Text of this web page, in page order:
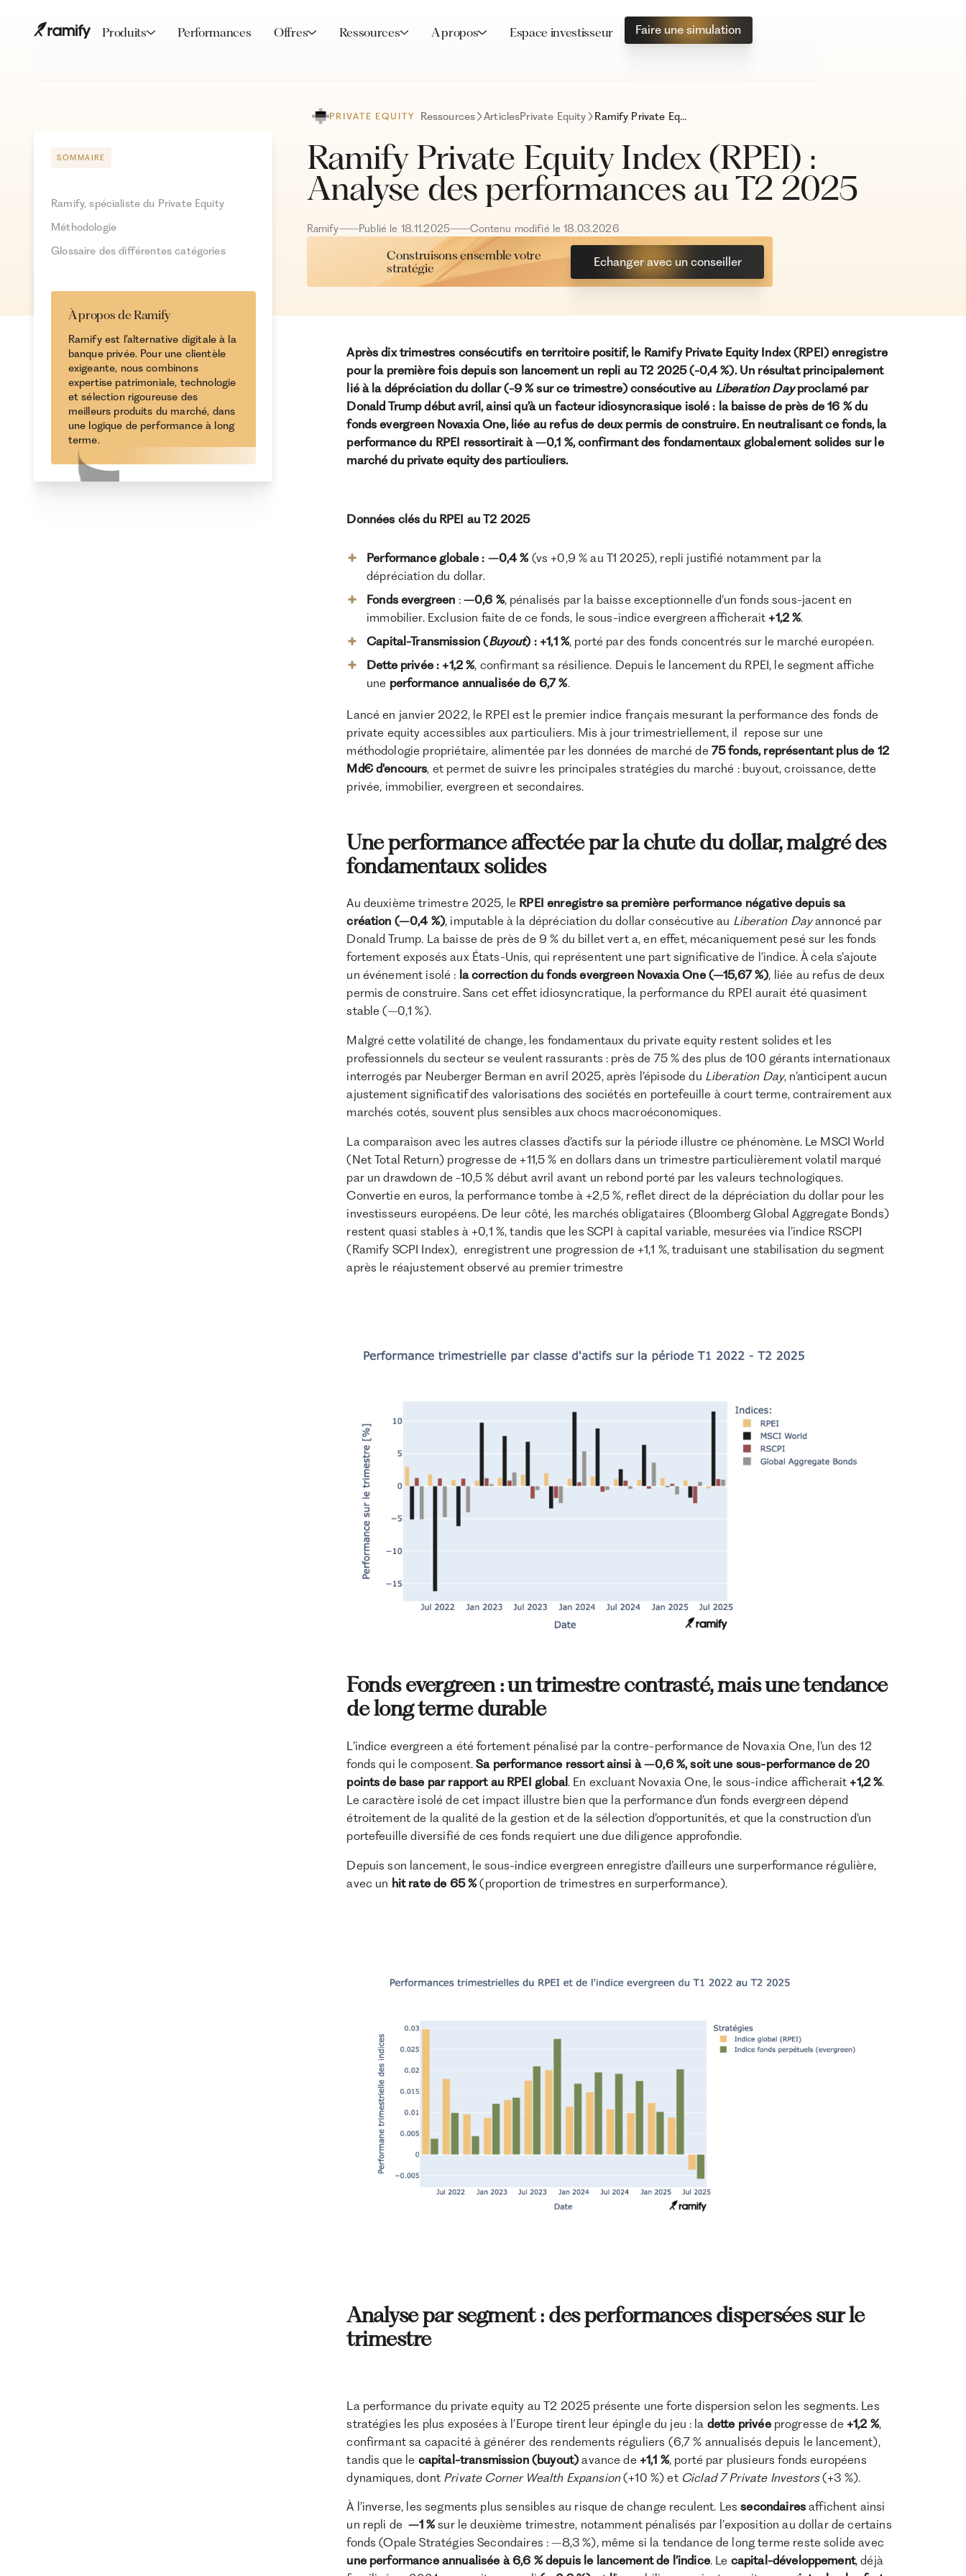
Produits Performances Offres Ressources A propos Espace investisseur Faire une simulation
PRIVATE EQUITY Ressources ArticlesPrivate Equity Ramify Private Equity Index (RPEI) : Analyse des performances au T2 2025
Ramify Private Equity Index (RPEI) :
Analyse des performances au T2 2025
Ramify Publié le 18.11.2025 Contenu modifié le18.03.2026
Construisons ensemble votre
stratégie
Echanger avec un conseiller
SOMMAIRE
Ramify, spécialiste du Private Equity
Méthodologie
Glossaire des différentes catégories
À propos de Ramify
Ramify est l’alternative digitale à la
banque privée. Pour une clientèle
exigeante, nous combinons
expertise patrimoniale, technologie
et sélection rigoureuse des
meilleurs produits du marché, dans
une logique de performance à long
terme.
Après dix trimestres consécutifs en territoire positif, le Ramify Private Equity Index (RPEI) enregistre
pour la première fois depuis son lancement un repli au T2 2025 (-0,4 %). Un résultat principalement
lié à la dépréciation du dollar (-9 % sur ce trimestre) consécutive au Liberation Dayproclamé par
Donald Trump début avril, ainsi qu’à un facteur idiosyncrasique isolé : la baisse de près de 16 % du
fonds evergreen Novaxia One, liée au refus de deux permis de construire. En neutralisant ce fonds, la
performance du RPEI ressortirait à –0,1 %, confirmant des fondamentaux globalement solides sur le
marché du private equity des particuliers.
Données clés du RPEI au T2 2025
Performance globale : –0,4 % (vs +0,9 % au T1 2025), repli justifié notamment par la
dépréciation du dollar.
Fonds evergreen : –0,6 %, pénalisés par la baisse exceptionnelle d’un fonds sous-jacent en
immobilier. Exclusion faite de ce fonds, le sous-indice evergreen afficherait +1,2 %.
Capital-Transmission (Buyout) : +1,1 %, porté par des fonds concentrés sur le marché européen.
Dette privée : +1,2 %, confirmant sa résilience. Depuis le lancement du RPEI, le segment affiche
une performance annualisée de 6,7 %.
Lancé en janvier 2022, le RPEI est le premier indice français mesurant la performance des fonds de
private equity accessibles aux particuliers. Mis à jour trimestriellement, il repose sur une
méthodologie propriétaire, alimentée par les données de marché de 75 fonds, représentant plus de 12
Md€ d'encours, et permet de suivre les principales stratégies du marché : buyout, croissance, dette
privée, immobilier, evergreen et secondaires.
Une performance affectée par la chute du dollar, malgré des
fondamentaux solides
Au deuxième trimestre 2025, le RPEI enregistre sa première performance négative depuis sa
création (–0,4 %), imputable à la dépréciation du dollar consécutive au Liberation Dayannoncé par
Donald Trump. La baisse de près de 9 % du billet vert a, en effet, mécaniquement pesé sur les fonds
fortement exposés aux États-Unis, qui représentent une part significative de l’indice. À cela s’ajoute
un événement isolé : la correction du fonds evergreen Novaxia One (–15,67 %), liée au refus de deux
permis de construire. Sans cet effet idiosyncratique, la performance du RPEI aurait été quasiment
stable (–0,1 %).
Malgré cette volatilité de change, les fondamentaux du private equity restent solides et les
professionnels du secteur se veulent rassurants : près de 75 % des plus de 100 gérants internationaux
interrogés par Neuberger Berman en avril 2025, après l’épisode du Liberation Day, n’anticipent aucun
ajustement significatif des valorisations des sociétés en portefeuille à court terme, contrairement aux
marchés cotés, souvent plus sensibles aux chocs macroéconomiques.
La comparaison avec les autres classes d’actifs sur la période illustre ce phénomène. Le MSCI World
(Net Total Return) progresse de +11,5 % en dollars dans un trimestre particulièrement volatil marqué
par un drawdown de -10,5 % début avril avant un rebond porté par les valeurs technologiques.
Convertie en euros, la performance tombe à +2,5 %, reflet direct de la dépréciation du dollar pour les
investisseurs européens. De leur côté, les marchés obligataires (Bloomberg Global Aggregate Bonds)
restent quasi stables à +0,1 %, tandis que les SCPI à capital variable, mesurées via l’indice RSCPI
(Ramify SCPI Index), enregistrent une progression de +1,1 %, traduisant une stabilisation du segment
après le réajustement observé au premier trimestre
Fonds evergreen : un trimestre contrasté, mais une tendance
de long terme durable
L’indice evergreen a été fortement pénalisé par la contre-performance de Novaxia One, l’un des 12
fonds qui le composent.Sa performance ressort ainsi à –0,6 %, soit une sous-performance de 20
points de base par rapport au RPEI global. En excluant Novaxia One, le sous-indice afficherait +1,2 %.
Le caractère isolé de cet impact illustre bien que la performance d’un fonds evergreen dépend
étroitement de la qualité de la gestion et de la sélection d’opportunités, et que la construction d’un
portefeuille diversifié de ces fonds requiert une due diligence approfondie.
Depuis son lancement, le sous-indice evergreen enregistre d’ailleurs une surperformance régulière,
avec un hit rate de 65 %(proportion de trimestres en surperformance).
Analyse par segment : des performances dispersées sur le
trimestre
La performance du private equity au T2 2025 présente une forte dispersion selon les segments. Les
stratégies les plus exposées à l’Europe tirent leur épingle du jeu : la dette privéeprogresse de +1,2 %,
confirmant sa capacité à générer des rendements réguliers (6,7 % annualisés depuis le lancement),
tandis que le capital-transmission (buyout) avance de +1,1 %, porté par plusieurs fonds européens
dynamiques, dont Private Corner Wealth Expansion(+10 %) et Ciclad 7 Private Investors(+3 %).
À l’inverse, les segments plus sensibles au risque de change reculent. Lessecondaires affichent ainsi
un repli de–1 %sur le deuxième trimestre, notamment pénalisés par l’exposition au dollar de certains
fonds (Opale Stratégies Secondaires : –8,3 %), même si la tendance de long terme reste solide avec
une performance annualisée à 6,6 % depuis le lancement de l’indice. Le capital-développement, déjà